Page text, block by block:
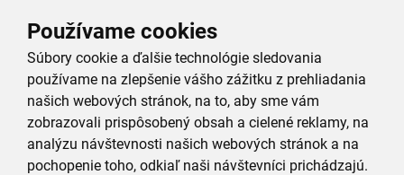
Používame cookies
Súbory cookie a ďalšie technológie sledovania
používame na zlepšenie vášho zážitku z prehliadania
našich webových stránok, na to, aby sme vám
zobrazovali prispôsobený obsah a cielené reklamy, na
analýzu návštevnosti našich webových stránok a na
pochopenie toho, odkiaľ naši návštevníci prichádzajú.
Vždy tu nájdete zaujímavé akcie, zľavy, nové produkty a
recepty, ktoré si zamilujete.
Váš e-mail